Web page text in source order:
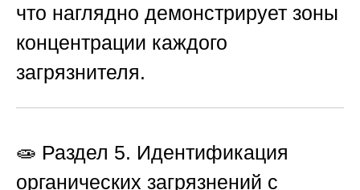
что наглядно демонстрирует зоны
концентрации каждого
загрязнителя.
🧫 Раздел 5. Идентификация
органических загрязнений с